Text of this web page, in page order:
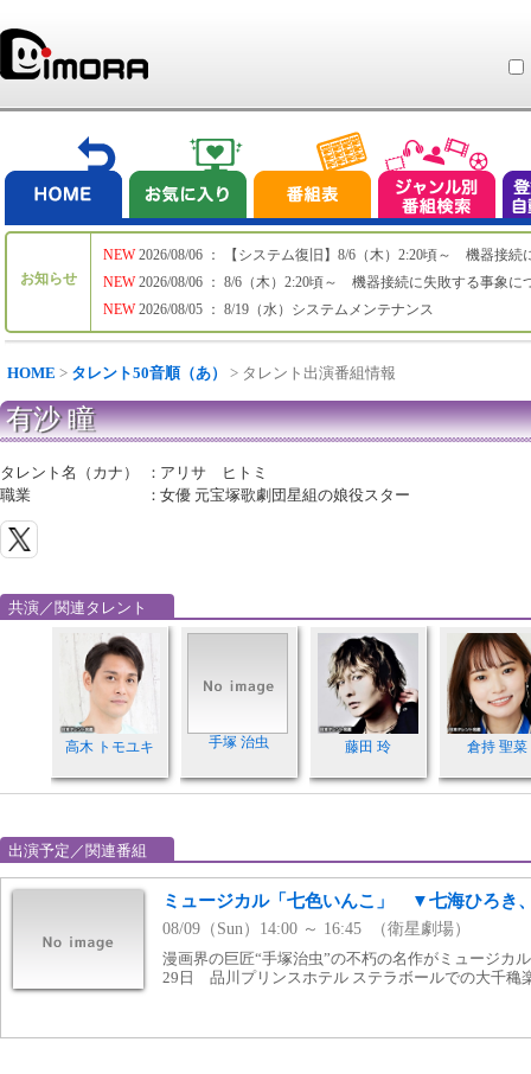
お知らせ
NEW
NEW
NEW
2026/08/06 ： 【システム復旧】8/6（木）2:20頃～ 機器接続
2026/08/06 ： 8/6（木）2:20頃～ 機器接続に失敗する事象に
2026/08/05 ： 8/19（水）システムメンテナンス
HOME > タレント50音順（あ） > タレント出演番組情報
有沙 瞳
タレント名（カナ） ： アリサ ヒトミ
職業
：女優 元宝塚歌劇団星組の娘役スター
共演／関連タレント
高木 トモユキ 手塚 治虫 藤田 玲 倉持 聖菜
出演予定／関連番組
ミュージカル「七色いんこ」 ▼七海ひろき
08/09（Sun）14:00 ～ 16:45 （衛星劇場）
漫画界の巨匠“手塚治虫”の不朽の名作がミュージカ
29日 品川プリンスホテル ステラボールでの大千穐